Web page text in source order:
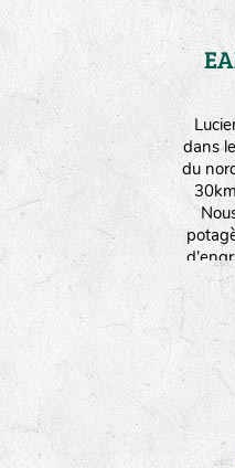
dans
du